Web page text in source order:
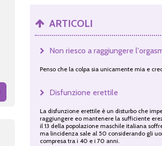
ARTICOLI
Non riesco a raggiungere
Penso che la colpa sia unicamente mia e
Disfunzione erettile
La disfunzione erettile è un disturbo che
raggiungere eo mantenere la sufficiente
il 13 della popolazione maschile italiana
ma lincidenza sale al 50 considerando gli
compresa tra i 40 e i 70 anni.